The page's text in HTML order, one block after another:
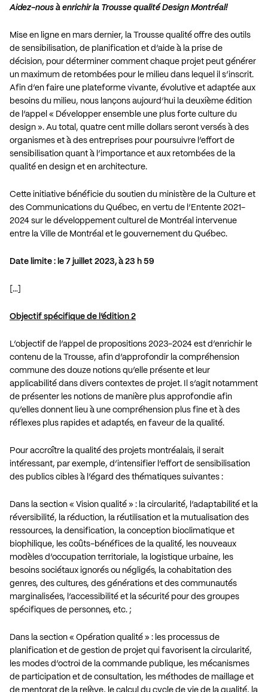
Aidez-nous à enrichir la Trousse qualité Design Montréal!
Mise en ligne en mars dernier, la Trousse qualité offre des outils
de sensibilisation, de planification et d’aide à la prise de
décision, pour déterminer comment chaque projet peut générer
un maximum de retombées pour le milieu dans lequel il s’inscrit.
Afin d’en faire une plateforme vivante, évolutive et adaptée aux
besoins du milieu, nous lançons aujourd’hui la deuxième édition
de l’appel « Développer ensemble une plus forte culture du
design ». Au total, quatre cent mille dollars seront versés à des
organismes et à des entreprises pour poursuivre l’effort de
sensibilisation quant à l’importance et aux retombées de la
qualité en design et en architecture.
Cette initiative bénéficie du soutien du ministère de la Culture et
des Communications du Québec, en vertu de l’Entente 2021-
2024 sur le développement culturel de Montréal intervenue
entre la Ville de Montréal et le gouvernement du Québec.
Date limite : le 7 juillet 2023, à 23 h 59
[…]
Objectif spécifique de l’édition 2
L’objectif de l’appel de propositions 2023-2024 est d’enrichir le
contenu de la Trousse, afin d’approfondir la compréhension
commune des douze notions qu’elle présente et leur
applicabilité dans divers contextes de projet. Il s’agit notamment
de présenter les notions de manière plus approfondie afin
qu’elles donnent lieu à une compréhension plus fine et à des
réflexes plus rapides et adaptés, en faveur de la qualité.
Pour accroître la qualité des projets montréalais, il serait
intéressant, par exemple, d’intensifier l’effort de sensibilisation
des publics cibles à l’égard des thématiques suivantes :
Dans la section « Vision qualité » : la circularité, l’adaptabilité et la
réversibilité, la réduction, la réutilisation et la mutualisation des
ressources, la densification, la conception bioclimatique et
biophilique, les coûts-bénéfices de la qualité, les nouveaux
modèles d’occupation territoriale, la logistique urbaine, les
besoins sociétaux ignorés ou négligés, la cohabitation des
genres, des cultures, des générations et des communautés
marginalisées, l’accessibilité et la sécurité pour des groupes
spécifiques de personnes, etc. ;
Dans la section « Opération qualité » : les processus de
planification et de gestion de projet qui favorisent la circularité,
les modes d’octroi de la commande publique, les mécanismes
de participation et de consultation, les méthodes de maillage et
de mentorat de la relève, le calcul du cycle de vie de la qualité, la